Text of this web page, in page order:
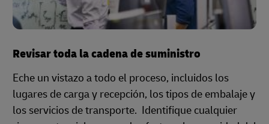
Revisar toda la cadena de suministro
Eche un vistazo a todo el proceso, incluidos los
lugares de carga y recepción, los tipos de embalaje y
los servicios de transporte. Identifique cualquier